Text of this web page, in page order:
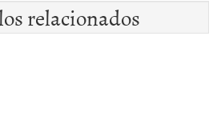
relacionados